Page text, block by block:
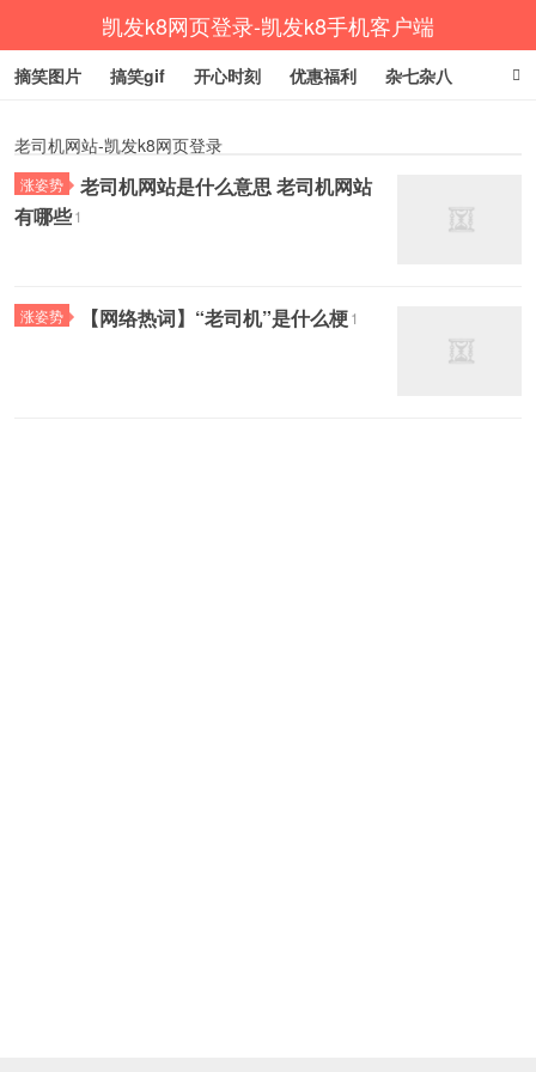
凯发k8网页登录-凯发k8手机客户端
摘笑图片 搞笑gif 开心时刻 优惠福利 杂七杂八
老司机网站-凯发k8网页登录
涨姿势
老司机网站是什么意思 老司机网站
有哪些1
涨姿势 【网络热词】“老司机”是什么梗1